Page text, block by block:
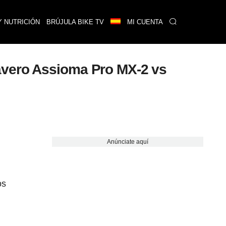
NUTRICIÓN BRÚJULA BIKE TV MI CUENTA
Assioma Pro MX-2 vs
Anúnciate aquí